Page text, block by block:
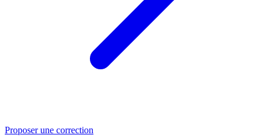
Proposer une correction